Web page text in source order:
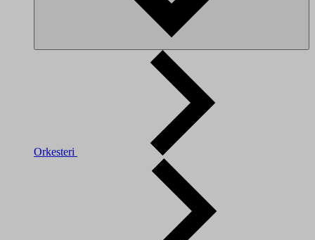
Orkesteri